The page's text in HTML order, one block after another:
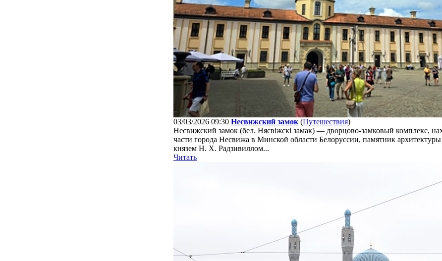
03/03/2026 09:30 Несвижский замок (Путешествия)
Несвижский замок (бел. Нясвіжскі замак) — дворцово-замковый комплекс,
части города Несвижа в Минской области Белоруссии, памятник
князем Н. Х. Радзивиллом...
Читать